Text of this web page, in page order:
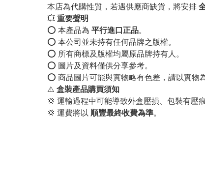
本店為代購性質，若遇供應商缺貨，將安排
💥 重要聲明
⭕️ 本產品為 平行進口正品。
⭕️ 本公司並未持有任何品牌之版權。
⭕️ 所有商標及版權均屬原品牌持有人。
⭕️ 圖片及資料僅供分享參考。
⭕️ 商品圖片可能與實物略有色差，請以實物
⚠️ 盒裝產品購買須知
💢 運輸過程中可能導致外盒壓損、包裝有壓
💢 運費將以 順豐最終收費為準。